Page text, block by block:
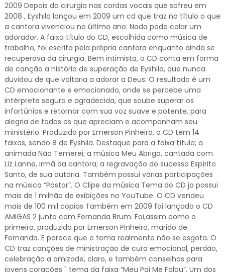
2009 Depois da cirurgia nas cordas vocais que sofreu em
2008 , Eyshila lançou em 2009 um cd que traz no título o que
a cantora vivenciou no último ano: Nada pode calar um
adorador. A faixa título do CD, escolhida como música de
trabalho, foi escrita pela própria cantora enquanto ainda se
recuperava da cirurgia. Bem intimista, o CD conta em forma
de canção a história de superação de Eyshila, que nunca
duvidou de que voltaria a adorar a Deus. O resultado é um
CD emocionante e emocionado, onde se percebe uma
intérprete segura e agradecida, que soube superar os
infortúnios e retornar com sua voz suave e potente, para
alegria de todos os que apreciam e acompanham seu
ministério. Produzido por Emerson Pinheiro, o CD tem 14
faixas, sendo 8 de Eyshila. Destaque para a faixa título; a
animada Não Temerei; a música Meu Abrigo, cantada com
Liz Lanne, irmã da cantora; a regravação do sucesso Espírito
Santo, de sua autoria. Também possui várias participações
na música “Pastor”. O Clipe da música Tema do CD ja possui
mais de 1 milhão de exibições no YouTube. O CD vendeu
mais de 100 mil copias Também em 2009 foi lançado o CD
AMIGAS 2 junto com Fernanda Brum. Foi,assim como o
primeiro, produzido por Emerson Pinheiro, marido de
Fernanda. E parece que o tema realmente não se esgota. O
CD traz canções de ministração de cura emocional, perdão,
celebração a amizade, claro, e também conselhos para
jovens corações " tema da faixa “Meu Pai Me Falou”. Um dos